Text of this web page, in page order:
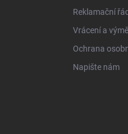
Reklamační řád
Vrácení a
Ochrana
Napište nám